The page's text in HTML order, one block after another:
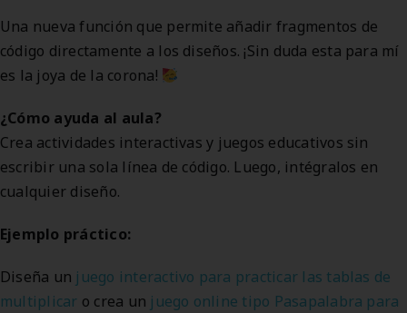
Una nueva función que permite añadir fragmentos de
código directamente a los diseños. ¡Sin duda esta para mí
es la joya de la corona!
¿Cómo ayuda al aula?
Crea actividades interactivas y juegos educativos sin
escribir una sola línea de código. Luego, intégralos en
cualquier diseño.
Ejemplo práctico:
Diseña un juego interactivo para practicar las tablas de
multiplicar o crea un juego online tipo Pasapalabra para